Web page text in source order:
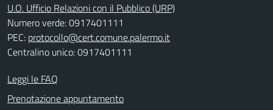
U.O. Ufficio Relazioni con il Pubblico (URP)
Numero verde: 0917401111
PEC: protocollo@cert.comune.palermo.it
Centralino unico: 0917401111
Leggi le FAQ
Prenotazione appuntamento